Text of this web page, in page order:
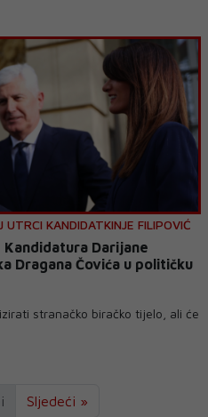
KANDIDATKINJE FILIPOVIĆ
Darijane
Dragana Čovića u političku
stranačko biračko tijelo, ali će
Sljedeći »